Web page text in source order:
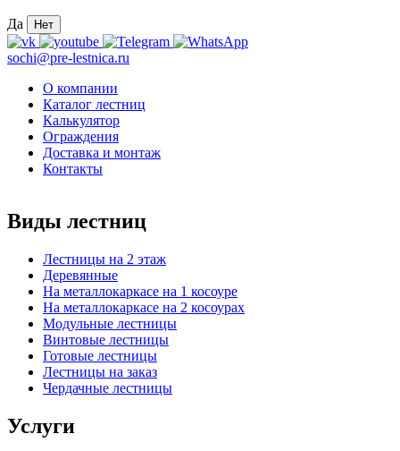
Да Нет
sochi@pre-lestnica.ru
О компании
Каталог лестниц
Калькулятор
Ограждения
Доставка и монтаж
Контакты
Виды лестниц
Лестницы на 2 этаж
Деревянные
На металлокаркасе на 1 косоуре
На металлокаркасе на 2 косоурах
Модульные лестницы
Винтовые лестницы
Готовые лестницы
Лестницы на заказ
Чердачные лестницы
Услуги